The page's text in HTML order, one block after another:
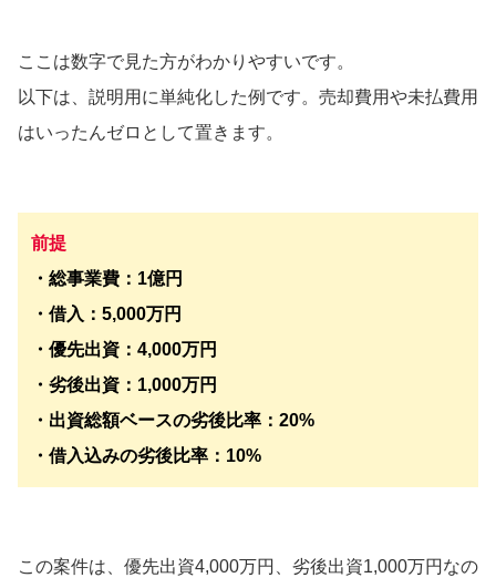
ここは数字で見た方がわかりやすいです。
以下は、説明用に単純化した例です。売却費用や未払費用
はいったんゼロとして置きます。
前提
・総事業費：1億円
・借入：5,000万円
・優先出資：4,000万円
・劣後出資：1,000万円
・出資総額ベースの劣後比率：20%
・借入込みの劣後比率：10%
この案件は、優先出資4,000万円、劣後出資1,000万円なの